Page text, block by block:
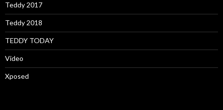
Teddy 2017
Teddy 2018
TEDDY TODAY
Video
Xposed